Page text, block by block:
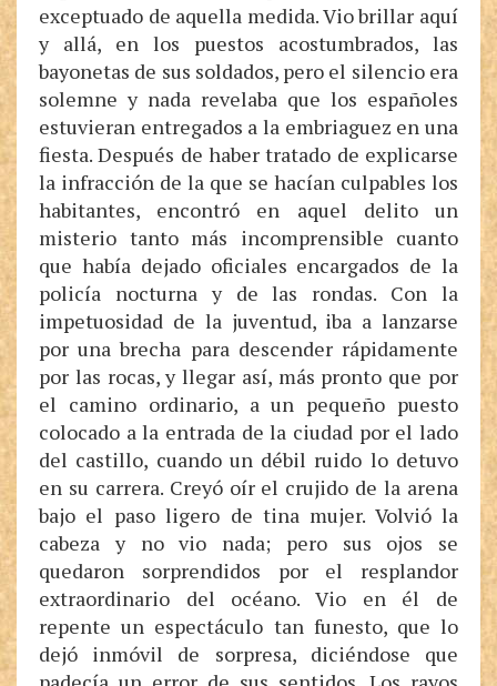
exceptuado de aquella medida. Vio brillar aquí
y allá, en los puestos acostumbrados, las
bayonetas de sus soldados, pero el silencio era
solemne y nada revelaba que los españoles
estuvieran entregados a la embriaguez en una
fiesta. Después de haber tratado de explicarse
la infracción de la que se hacían culpables los
habitantes, encontró en aquel delito un
misterio tanto más incomprensible cuanto
que había dejado oficiales encargados de la
policía nocturna y de las rondas. Con la
impetuosidad de la juventud, iba a lanzarse
por una brecha para descender rápidamente
por las rocas, y llegar así, más pronto que por
el camino ordinario, a un pequeño puesto
colocado a la entrada de la ciudad por el lado
del castillo, cuando un débil ruido lo detuvo
en su carrera. Creyó oír el crujido de la arena
bajo el paso ligero de tina mujer. Volvió la
cabeza y no vio nada; pero sus ojos se
quedaron sorprendidos por el resplandor
extraordinario del océano. Vio en él de
repente un espectáculo tan funesto, que lo
dejó inmóvil de sorpresa, diciéndose que